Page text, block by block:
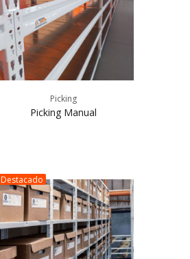
Picking
Picking Manual
Destacado